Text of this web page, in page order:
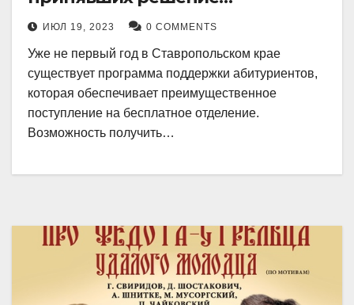
воспользоваться
установленными мерами, с
целью поступления в
медицинский вуз в районе.
ИЮЛ 19, 2023 0 COMMENTS
Уже не первый год в Ставропольском крае
существует программа поддержки абитуриентов,
которая обеспечивает преимущественное
поступление на бесплатное отделение.
Возможность получить…